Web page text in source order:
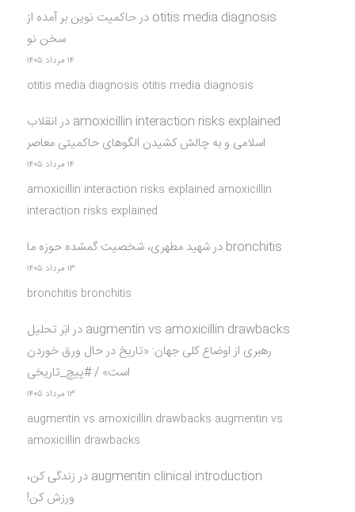
otitis media diagnosis درحاکمیت نوین بر آمده از
سخن نو
۱۴ مرداد ۱۴۰۵
otitis media diagnosis otitis media diagnosis
amoxicillin interaction risks explained در انقلاب
اسلامی و به چالش کشیدن الگوهای حاکمیتی معاصر
۱۴ مرداد ۱۴۰۵
amoxicillin interaction risks explained amoxicillin
interaction risks explained
bronchitis درشهید مطهری، شخصیت گمشده حوزه ما
۱۳ مرداد ۱۴۰۵
bronchitis bronchitis
augmentin vs amoxicillin drawbacks درابَر تحلیل
رهبری از اوضاع کلی جهان: «تاریخ در حال ورق خوردن
است» / #پیچ_تاریخی
۱۳ مرداد ۱۴۰۵
augmentin vs amoxicillin drawbacks augmentin vs
amoxicillin drawbacks
augmentin clinical introduction درزندگی کن،
ورزش کن!